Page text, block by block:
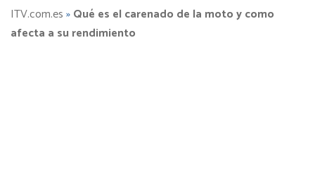
Empresas ITV
ITV.com.es»Qué es el carenado de la moto y como
afecta a su rendimiento